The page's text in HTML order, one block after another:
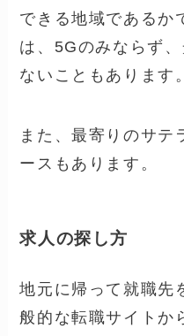
できる地域であるか
は、5Gのみならず
ないこともあります
また、最寄りのサテ
ースもあります。
求人の探し方
地元に帰って就職先
般的な転職サイトか